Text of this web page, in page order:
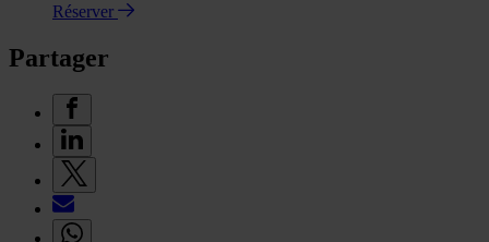
Réserver
Partager